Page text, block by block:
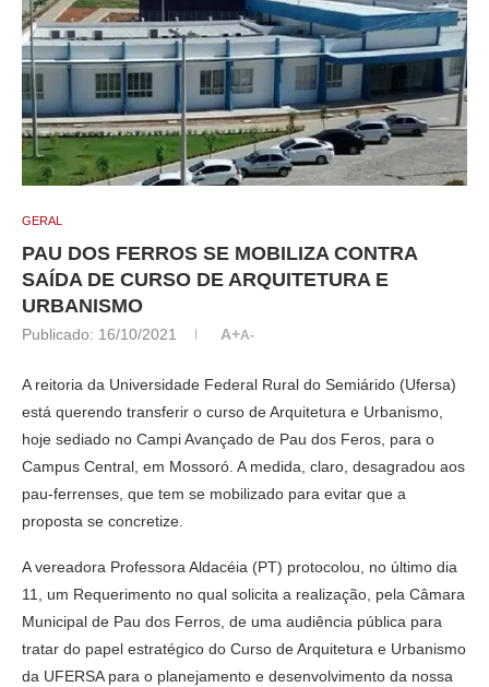
GERAL
PAU DOS FERROS SE MOBILIZA CONTRA
SAÍDA DE CURSO DE ARQUITETURA E
URBANISMO
Publicado: 16/10/2021 A+A-
A reitoria da Universidade Federal Rural do Semiárido (Ufersa)
está querendo transferir o curso de Arquitetura e Urbanismo,
hoje sediado no Campi Avançado de Pau dos Feros, para o
Campus Central, em Mossoró. A medida, claro, desagradou aos
pau-ferrenses, que tem se mobilizado para evitar que a
proposta se concretize.
A vereadora Professora Aldacéia (PT) protocolou, no último dia
11, um Requerimento no qual solicita a realização, pela Câmara
Municipal de Pau dos Ferros, de uma audiência pública para
tratar do papel estratégico do Curso de Arquitetura e Urbanismo
da UFERSA para o planejamento e desenvolvimento da nossa